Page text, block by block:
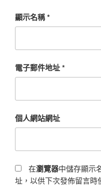
顯示名稱*
電子郵件地址*
個人網站網址
在瀏覽器中儲存顯示
址，以供下次發佈留言時